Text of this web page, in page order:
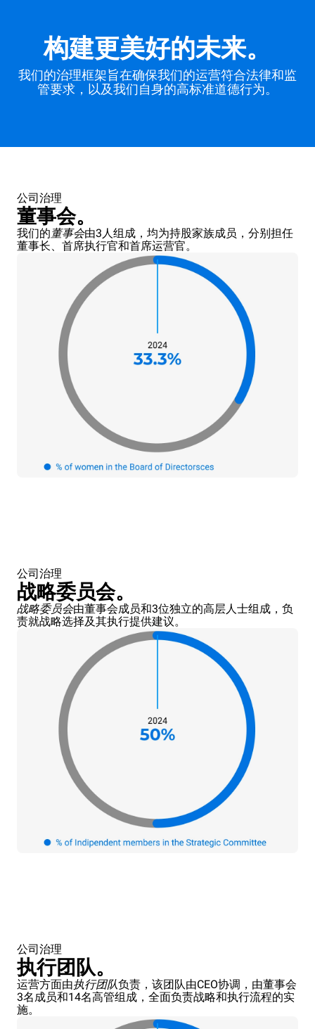
构建更美好的未来。
我们的治理框架旨在确保我们的运营符合法律和监
管要求，以及我们自身的高标准道德行为。
公司治理
董事会。
我们的董事会由3人组成，均为持股家族成员，分别担任
董事长、首席执行官和首席运营官。
公司治理
战略委员会。
战略委员会由董事会成员和3位独立的高层人士组成，负
责就战略选择及其执行提供建议。
公司治理
执行团队。
运营方面由执行团队负责，该团队由CEO协调，由董事会
3名成员和14名高管组成，全面负责战略和执行流程的实
施。